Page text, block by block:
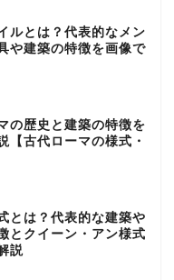
ルとは？代表的なメン
や建築の特徴を画像で
の歴史と建築の特徴を
【古代ローマの様式・
とは？代表的な建築や
とクイーン・アン様式
説